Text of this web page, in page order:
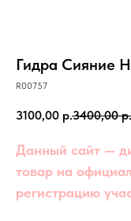
Гидра Сияние
R00757
3100,00 р.3400,00 р.
Данный сайт —
товар на
регистрацию